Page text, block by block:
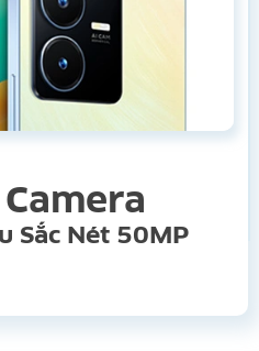
Camera
Sắc Nét 50MP